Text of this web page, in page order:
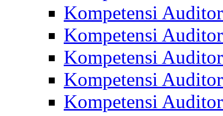
Kompetensi
Kompetensi
Kompetensi
Kompetensi
Kompetensi